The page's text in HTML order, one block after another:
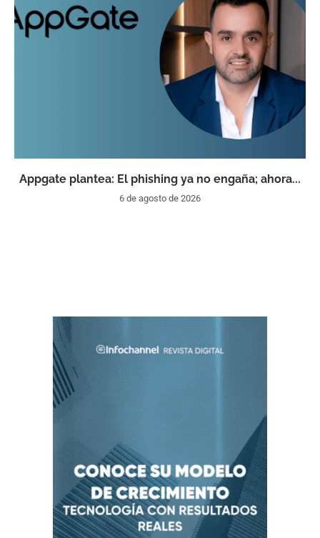
Appgate plantea: El phishing ya no engaña; ahora...
6 de agosto de 2026